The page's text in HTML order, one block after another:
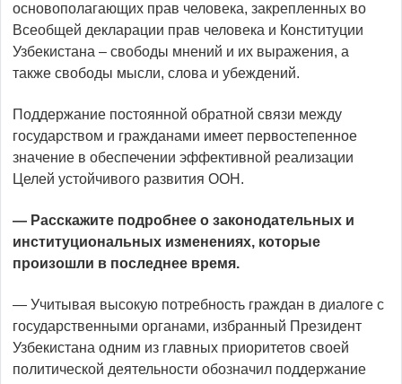
основополагающих прав человека, закрепленных во
Всеобщей декларации прав человека и Конституции
Узбекистана – свободы мнений и их выражения, а
также свободы мысли, слова и убеждений.
Поддержание постоянной обратной связи между
государством и гражданами имеет первостепенное
значение в обеспечении эффективной реализации
Целей устойчивого развития ООН.
— Расскажите подробнее о законодательных и
институциональных изменениях, которые
произошли в последнее время.
— Учитывая высокую потребность граждан в диалоге с
государственными органами, избранный Президент
Узбекистана одним из главных приоритетов своей
политической деятельности обозначил поддержание